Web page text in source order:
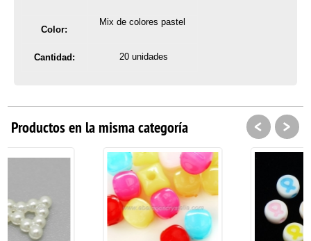
Color:
Mix de colores pastel
Cantidad: 20 unidades
Productos en la misma categoría < >